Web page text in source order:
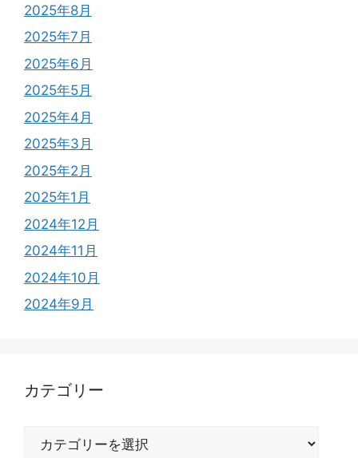
2025年8月
2025年7月
2025年6月
2025年5月
2025年4月
2025年3月
2025年2月
2025年1月
2024年12月
2024年11月
2024年10月
2024年9月
カテゴリー